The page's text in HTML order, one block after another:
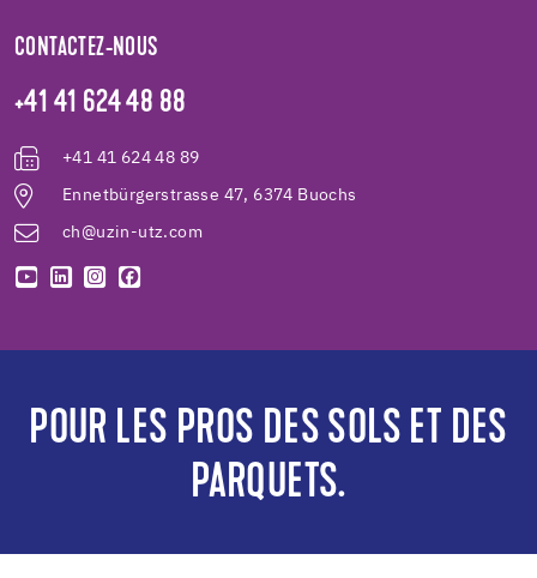
CONTACTEZ-NOUS
+41 41 624 48 88
+41 41 624 48 89
Ennetbürgerstrasse 47, 6374 Buochs
ch@uzin-utz.com
POUR LES PROS DES SOLS ET DES
PARQUETS.